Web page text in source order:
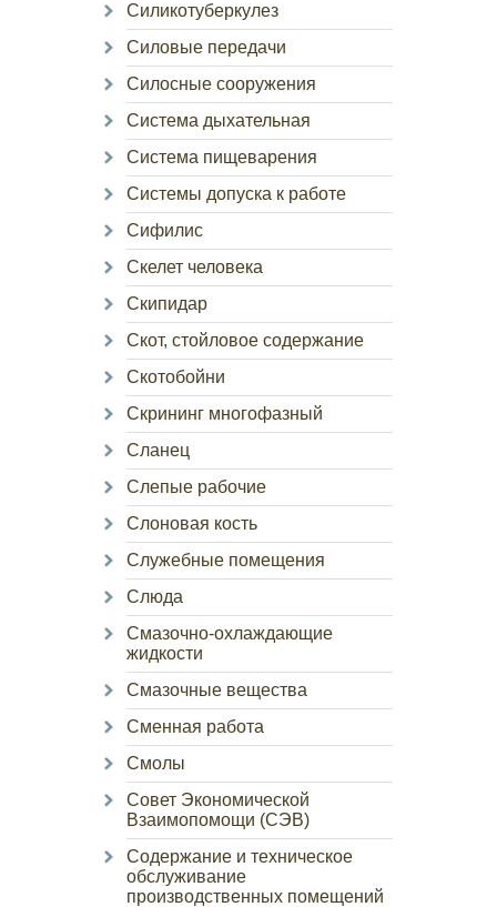
Силикотуберкулез
Силовые передачи
Силосные сооружения
Система дыхательная
Система пищеварения
Системы допуска к работе
Сифилис
Скелет человека
Скипидар
Скот, стойловое содержание
Скотобойни
Скрининг многофазный
Сланец
Слепые рабочие
Слоновая кость
Служебные помещения
Слюда
Смазочно-охлаждающие
жидкости
Смазочные вещества
Сменная работа
Смолы
Совет Экономической
Взаимопомощи (СЭВ)
Содержание и техническое
обслуживание
производственных помещений